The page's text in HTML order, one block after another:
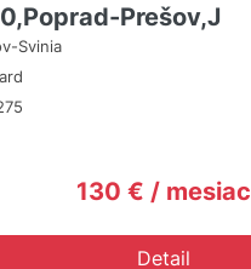
Prešov,J
Svinia
130 € / mesiac
Detail